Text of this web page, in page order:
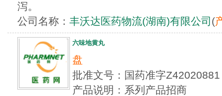
泻。
公司名称： 丰沃达医药物流(湖南)有限公司 (
六味地黄丸
盘
批准文号：国药准字
产品说明：系列产品招商